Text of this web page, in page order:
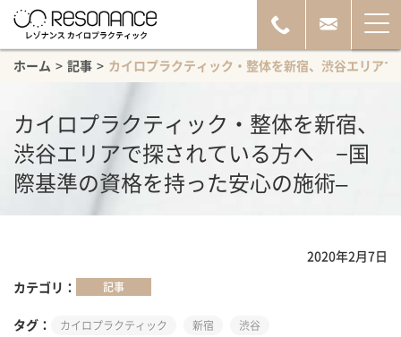
ホーム > 記事 > カイロプラクティック・整体を新宿、渋谷エリア
カイロプラクティック・整体を新宿、
渋谷エリアで探されている方へ −国
際基準の資格を持った安心の施術–
2020年2月7日
カテゴリ
記事
タグ カイロプラクティック 新宿 渋谷